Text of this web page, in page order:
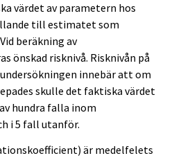
värdet av parametern hos
till estimatet som
beräkning av
önskad risknivå. Risknivån på
innebär att om
skulle det faktiska värdet
hundra falla inom
i 5 fall utanför.
är medelfelets